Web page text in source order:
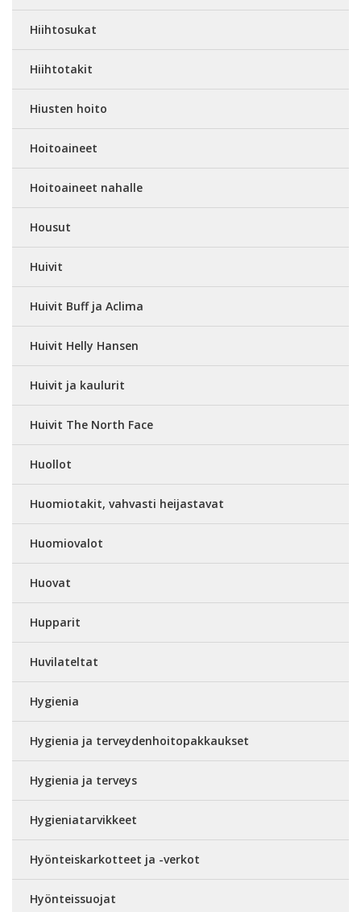
Hiihtosukat
Hiihtotakit
Hiusten hoito
Hoitoaineet
Hoitoaineet nahalle
Housut
Huivit
Huivit Buff ja Aclima
Huivit Helly Hansen
Huivit ja kaulurit
Huivit The North Face
Huollot
Huomiotakit, vahvasti heijastavat
Huomiovalot
Huovat
Hupparit
Huvilateltat
Hygienia
Hygienia ja terveydenhoitopakkaukset
Hygienia ja terveys
Hygieniatarvikkeet
Hyönteiskarkotteet ja -verkot
Hyönteissuojat